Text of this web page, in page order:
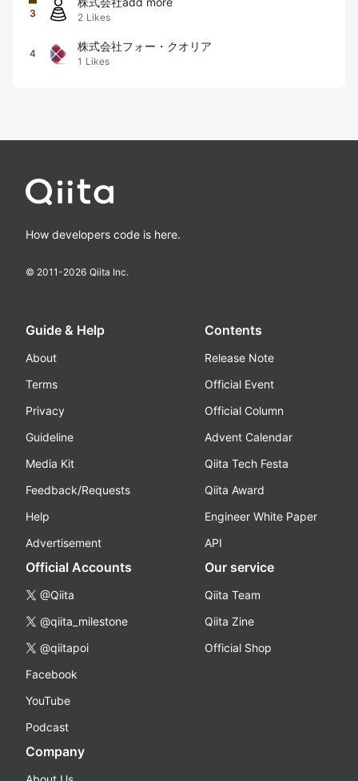
3 2 Likes
4
株式会社フォー・クオリア
1 Likes
How developers code is here.
© 2011-2026 Qiita Inc.
Guide & Help
About
Terms
Privacy
Guideline
Media Kit
Feedback/Requests
Help
Advertisement
Contents
Release Note
Official Event
Official Column
Advent Calendar
Qiita Tech Festa
Qiita Award
Engineer White Paper
API
Official Accounts
@Qiita
@qiita_milestone
@qiitapoi
Facebook
YouTube
Podcast
Our service
Qiita Team
Qiita Zine
Official Shop
Company